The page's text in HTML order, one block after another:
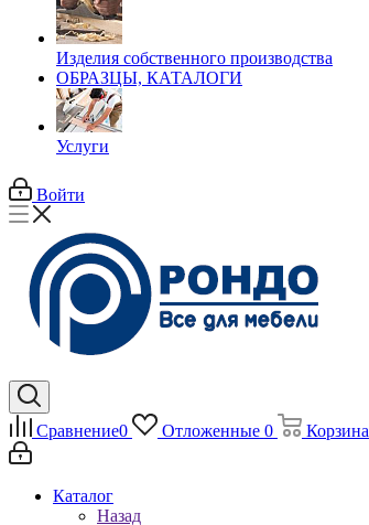
Изделия собственного производства
ОБРАЗЦЫ, КАТАЛОГИ
Услуги
Войти
Сравнение0 Отложенные 0 Корзина
Каталог
Назад